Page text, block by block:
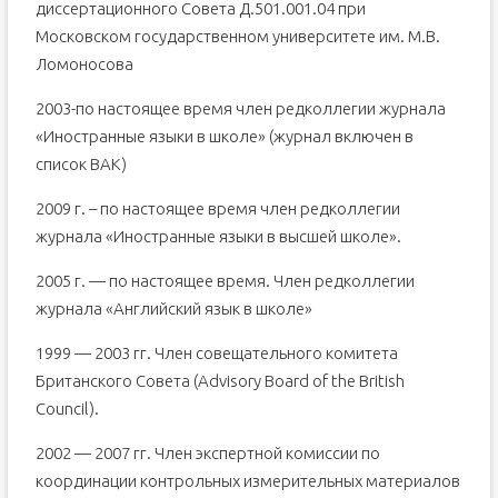
диссертационного Совета Д.501.001.04 при
Московском государственном университете им. М.В.
Ломоносова
2003-по настоящее время член редколлегии журнала
«Иностранные языки в школе» (журнал включен в
список ВАК)
2009 г. – по настоящее время член редколлегии
журнала «Иностранные языки в высшей школе».
2005 г. — по настоящее время. Член редколлегии
журнала «Английский язык в школе»
1999 — 2003 гг. Член совещательного комитета
Британского Совета (Advisory Board of the British
Council).
2002 — 2007 гг. Член экспертной комиссии по
координации контрольных измерительных материалов